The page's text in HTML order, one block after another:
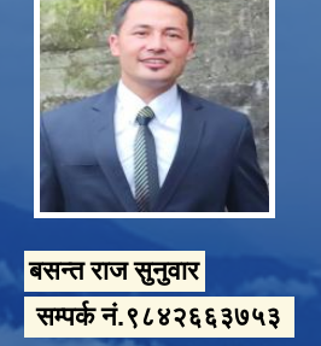
बसन्त राज सुनुवार
सम्पर्क नं.९८४२६६३७५३